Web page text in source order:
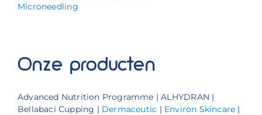
Microneedling
Onze producten
Advanced Nutrition Programme | ALHYDRAN |
Bellabaci Cupping | Dermaceutic | Environ Skincare |